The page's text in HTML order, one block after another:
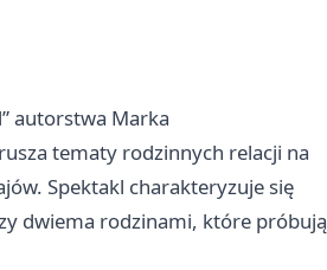
autorstwa Marka
tematy rodzinnych relacji na
Spektakl charakteryzuje się
dwiema rodzinami, które próbują